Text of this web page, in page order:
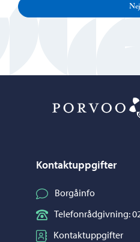
Nej
Kontaktuppgifter
Borgåinfo
Telefonrådgivning:
Kontaktuppgifter